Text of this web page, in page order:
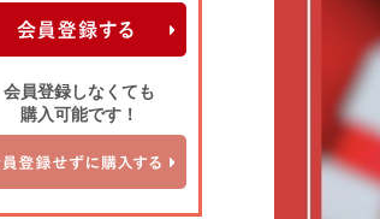
会員登録しなくても
購入可能です！